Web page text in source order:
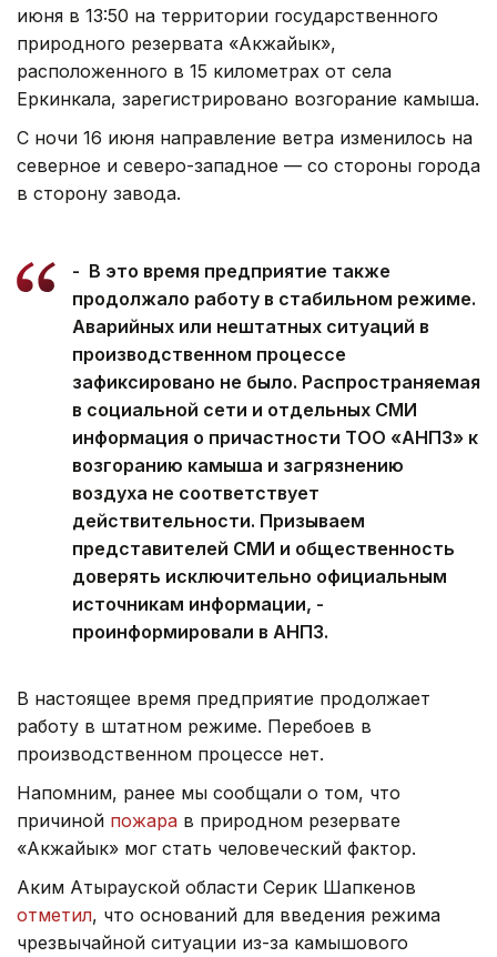
июня в 13:50 на территории государственного
природного резервата «Акжайык»,
расположенного в 15 километрах от села
Еркинкала, зарегистрировано возгорание камыша.
С ночи 16 июня направление ветра изменилось на
северное и северо-западное — со стороны города
в сторону завода.
- В это время предприятие также
продолжало работу в стабильном режиме.
Аварийных или нештатных ситуаций в
производственном процессе
зафиксировано не было. Распространяемая
в социальной сети и отдельных СМИ
информация о причастности ТОО «АНПЗ» к
возгоранию камыша и загрязнению
воздуха не соответствует
действительности. Призываем
представителей СМИ и общественность
доверять исключительно официальным
источникам информации, -
проинформировали в АНПЗ.
В настоящее время предприятие продолжает
работу в штатном режиме. Перебоев в
производственном процессе нет.
Напомним, ранее мы сообщали о том, что
причиной пожара в природном резервате
«Акжайык» мог стать человеческий фактор.
Аким Атырауской области Серик Шапкенов
отметил, что оснований для введения режима
чрезвычайной ситуации из-за камышового